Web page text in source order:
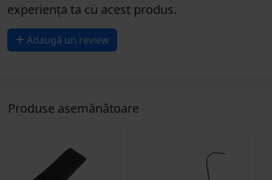
experiența ta cu acest produs.
Adaugă un review
Produse asemănătoare